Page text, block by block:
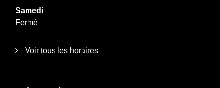
Samedi
Fermé
Voir tous les horaires